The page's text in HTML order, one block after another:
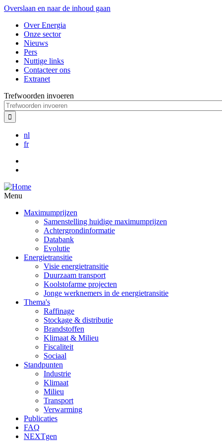
Overslaan en naar de inhoud gaan
Over Energia
Onze sector
Nieuws
Pers
Nuttige links
Contacteer ons
Extranet
Trefwoorden invoeren
nl
fr
Menu
Maximumprijzen
Samenstelling huidige maximumprijzen
Achtergrondinformatie
Databank
Evolutie
Energietransitie
Visie energietransitie
Duurzaam transport
Koolstofarme projecten
Jonge werknemers in de energietransitie
Thema's
Raffinage
Stockage & distributie
Brandstoffen
Klimaat & Milieu
Fiscaliteit
Sociaal
Standpunten
Industrie
Klimaat
Milieu
Transport
Verwarming
Publicaties
FAQ
NEXTgen